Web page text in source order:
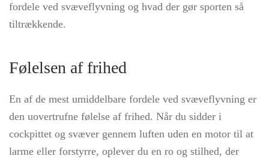
fordele ved svæveflyvning og hvad der gør sporten så
tiltrækkende.
Følelsen af frihed
En af de mest umiddelbare fordele ved svæveflyvning er
den uovertrufne følelse af frihed. Når du sidder i
cockpittet og svæver gennem luften uden en motor til at
larme eller forstyrre, oplever du en ro og stilhed, der